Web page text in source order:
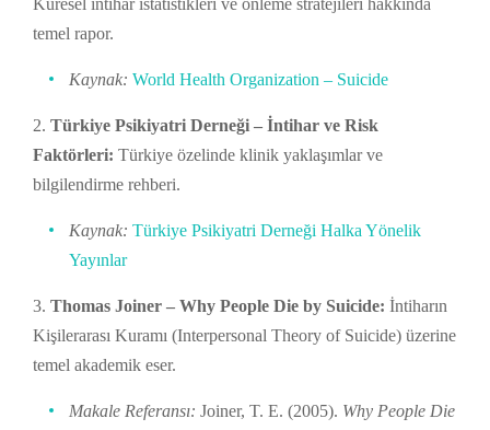
Küresel intihar istatistikleri ve önleme stratejileri hakkında
temel rapor.
Kaynak: World Health Organization – Suicide
Türkiye Psikiyatri Derneği – İntihar ve Risk
Faktörleri: Türkiye özelinde klinik yaklaşımlar ve
bilgilendirme rehberi.
Kaynak: Türkiye Psikiyatri Derneği Halka Yönelik
Yayınlar
Thomas Joiner – Why People Die by Suicide: İntiharın
Kişilerarası Kuramı (Interpersonal Theory of Suicide) üzerine
temel akademik eser.
Makale Referansı: Joiner, T. E. (2005). Why People Die